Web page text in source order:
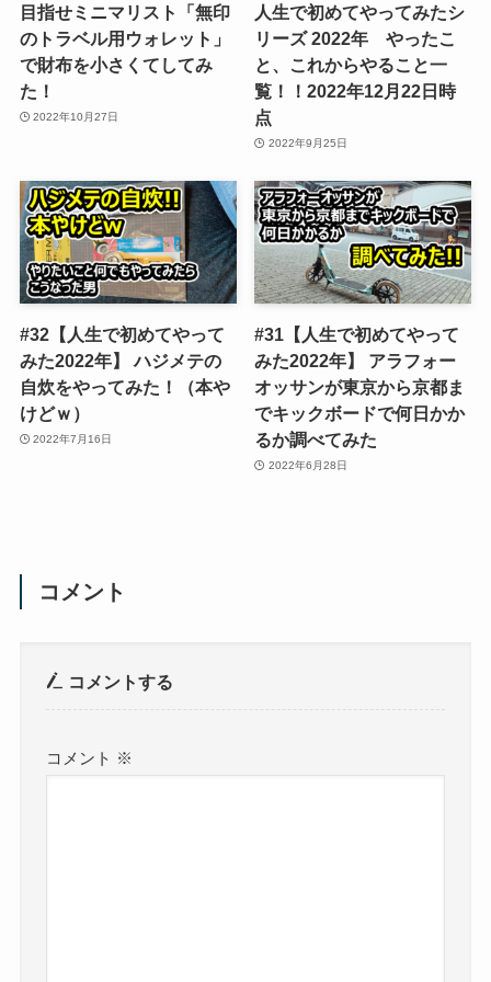
目指せミニマリスト「無印
のトラベル用ウォレット」
で財布を小さくてしてみ
た！
2022年10月27日
人生で初めてやってみたシ
リーズ 2022年 やったこ
と、これからやること一
覧！！2022年12月22日時
点
2022年9月25日
#32【人生で初めてやって
みた2022年】 ハジメテの
自炊をやってみた！（本や
けどｗ）
2022年7月16日
#31【人生で初めてやって
みた2022年】 アラフォー
オッサンが東京から京都ま
でキックボードで何日かか
るか調べてみた
2022年6月28日
コメント
コメントする
コメント ※